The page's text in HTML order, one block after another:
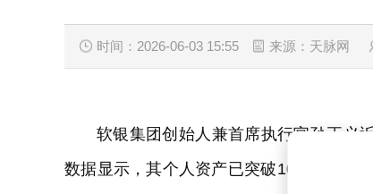
时间：2026-06-03 15:55 来源：天脉网
软银集团创始人兼首席执行官孙正义
数据显示，其个人资产已突破1007亿美元